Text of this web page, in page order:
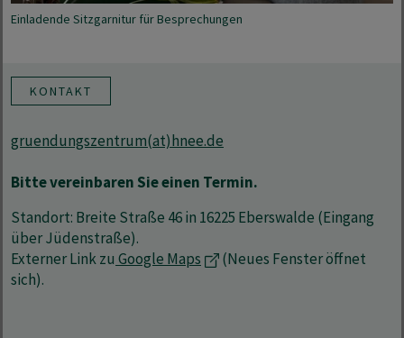
Einladende Sitzgarnitur für Besprechungen
KONTAKT
gruendungszentrum(at)hnee.de
Bitte vereinbaren Sie einen Termin.
Standort: Breite Straße 46 in 16225 Eberswalde (Eingang
über Jüdenstraße).
Externer Link zu Google Maps
(Neues Fenster öffnet
sich).